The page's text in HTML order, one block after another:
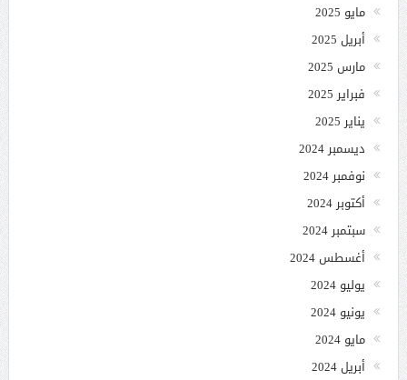
مايو 2025
أبريل 2025
مارس 2025
فبراير 2025
يناير 2025
ديسمبر 2024
نوفمبر 2024
أكتوبر 2024
سبتمبر 2024
أغسطس 2024
يوليو 2024
يونيو 2024
مايو 2024
أبريل 2024